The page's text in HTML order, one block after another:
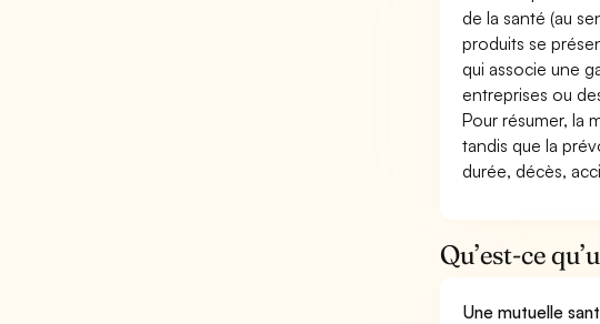
de la santé (au
produits se
qui associe une
entreprises ou
Pour résumer, la
tandis que la
durée, décès,
Qu’est-ce
Une mutuelle